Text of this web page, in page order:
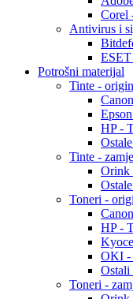
Corel
Antivirus i
Potrošni materijal
Tinte -
HP -
Tinte -
Orink
Toneri -
HP -
OKI -
Ostali
Toneri -